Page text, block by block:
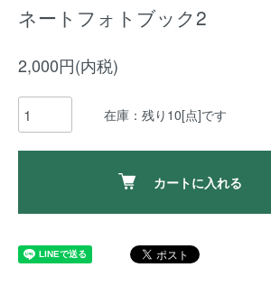
ネートフォトブック2
2,000円(内税)
在庫：残り10[点]です
カートに入れる